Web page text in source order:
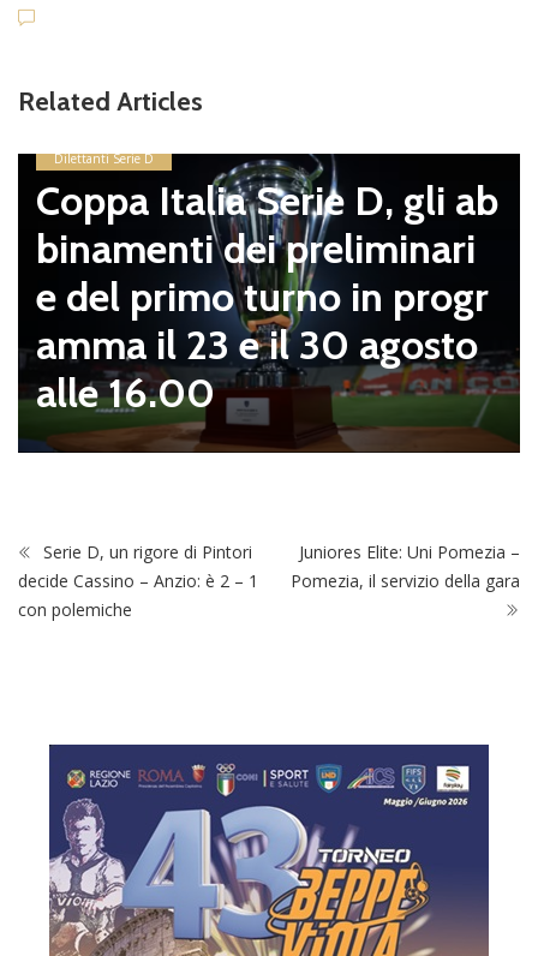
Related Articles
Dilettanti Serie D
Coppa Italia Serie D, gli ab
binamenti dei preliminari
e del primo turno in progr
amma il 23 e il 30 agosto
alle 16.00
Serie D, un rigore di Pintori
decide Cassino – Anzio: è 2 – 1
con polemiche
Juniores Elite: Uni Pomezia –
Pomezia, il servizio della gara